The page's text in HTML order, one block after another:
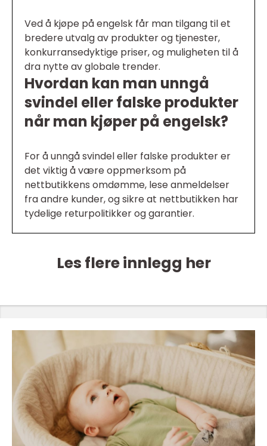
Ved å kjøpe på engelsk får man tilgang til et
bredere utvalg av produkter og tjenester,
konkurransedyktige priser, og muligheten til å
dra nytte av globale trender.
Hvordan kan man unngå
svindel eller falske produkter
når man kjøper på engelsk?
For å unngå svindel eller falske produkter er
det viktig å være oppmerksom på
nettbutikkens omdømme, lese anmeldelser
fra andre kunder, og sikre at nettbutikken har
tydelige returpolitikker og garantier.
Les flere innlegg her